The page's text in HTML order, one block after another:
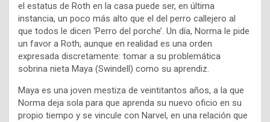
el estatus de Roth en la casa puede ser, en última
instancia, un poco más alto que el del perro callejero al
que todos le dicen ‘Perro del porche’. Un día, Norma le pide
un favor a Roth, aunque en realidad es una orden
expresada discretamente: tomar a su problemática
sobrina nieta Maya (Swindell) como su aprendiz.
Maya es una joven mestiza de veintitantos años, a la que
Norma deja sola para que aprenda su nuevo oficio en su
propio tiempo y se vincule con Narvel, en una relación que